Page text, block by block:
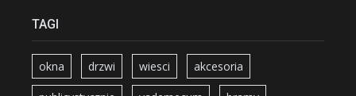
TAGI
okna drzwi wiesci akcesoria